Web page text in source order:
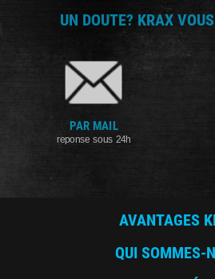
UN DOUTE? KRAX
PAR MAIL
reponse sous 24h
AVANTAGES
QUI SOMMES-